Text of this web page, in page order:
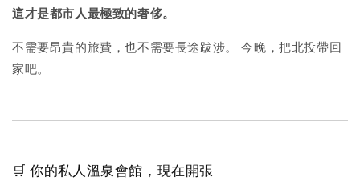
這才是都市人最極致的奢侈。
不需要昂貴的旅費，也不需要長途跋涉。 今晚，把北投帶回
家吧。
🛒 你的私人溫泉會館，現在開張